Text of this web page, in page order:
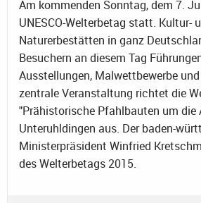
Am kommenden Sonntag, dem 7.
UNESCO-Welterbetag statt. Kultur-
Naturerbestätten in ganz
Besuchern an diesem Tag
Ausstellungen, Malwettbewerbe
zentrale Veranstaltung richtet die
"Prähistorische Pfahlbauten um die
Unteruhldingen aus. Der baden-
Ministerpräsident Winfried
des Welterbetags 2015.